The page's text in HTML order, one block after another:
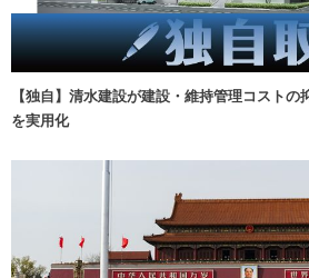
【独自】清水建設が建設・維持管理コスト
を実用化